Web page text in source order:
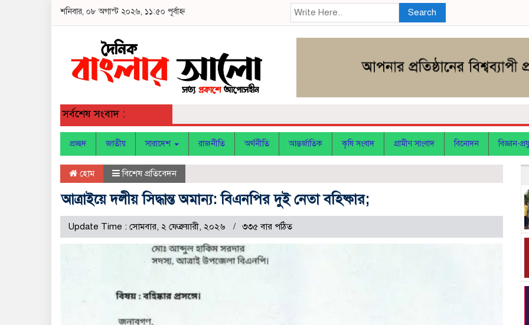
শনিবার, ০৮ অগাস্ট ২০২৬, ১১:৫০ পূর্বাহ্ন Search
সর্বশেষ সংবাদ :
প্রচ্ছদ জাতীয় সারাদেশ রাজনীতি অর্থনীতি আন্তর্জাতিক কৃষি সংবাদ গ্রামীণ সাংবাদ বিনোদন বিজ্ঞান-
হোম বিশেষ প্রতিবেদন
আত্রাইয়ে দলীয় সিদ্ধান্ত অমান্য: বিএনপির দুই নেতা বহিষ্কার;
Update Time : সোমবার, ২ ফেব্রুয়ারী, ২০২৬ ৩৩৫ বার পঠিত